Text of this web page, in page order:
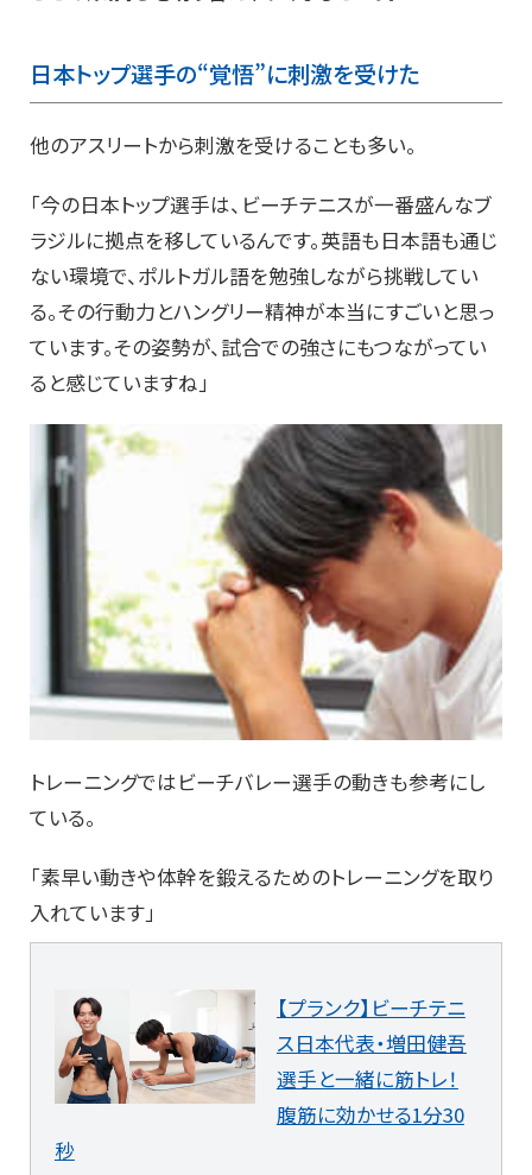
日本トップ選手の“覚悟”に刺激を受けた
他のアスリートから刺激を受けることも多い。
「今の日本トップ選手は、ビーチテニスが一番盛んなブ
ラジルに拠点を移しているんです。英語も日本語も通じ
ない環境で、ポルトガル語を勉強しながら挑戦してい
る。その行動力とハングリー精神が本当にすごいと思っ
ています。その姿勢が、試合での強さにもつながってい
ると感じていますね」
トレーニングではビーチバレー選手の動きも参考にし
ている。
「素早い動きや体幹を鍛えるためのトレーニングを取り
入れています」
【プランク】ビーチテニ
ス日本代表・増田健吾
選手と一緒に筋トレ！
腹筋に効かせる1分30
秒